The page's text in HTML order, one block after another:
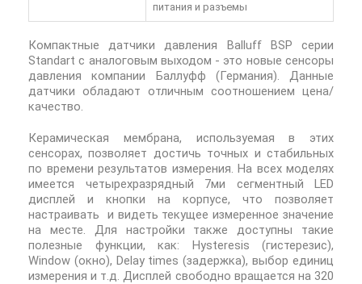
питания и разъемы
Компактныедатчики давления Balluff BSP серии
Standart с аналоговым выходом - это новые сенсоры
давления компании Баллуфф (Германия). Данные
датчики обладают отличным соотношением цена/
качество.
Керамическая мембрана, используемая в этих
сенсорах, позволяет достичь точных и стабильных
по времени результатов измерения. На всех моделях
имеется четырехразрядный 7ми сегментный LED
дисплей и кнопки на корпусе, что позволяет
настраивать и видеть текущее измеренное значение
на месте. Для настройки также доступны такие
полезные функции, как: Hysteresis (гистерезис),
Window (окно), Delay times (задержка), выбор единиц
измерения и т.д. Дисплей свободно вращается на 320